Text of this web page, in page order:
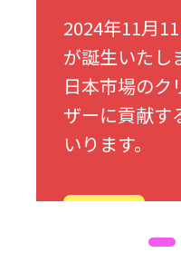
2024年11月
が誕生いたし
日本市場のク
ザーに貢献す
いります。